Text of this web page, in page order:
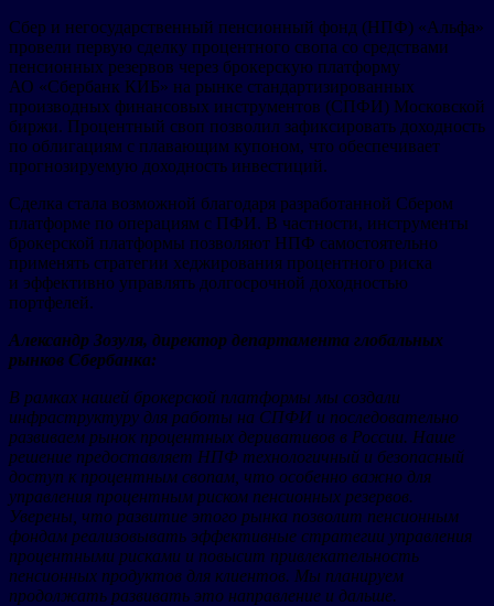
Сбер и негосударственный пенсионный фонд (НПФ) «Альфа»
провели первую сделку процентного свопа со средствами
пенсионных резервов через брокерскую платформу
АО «Сбербанк КИБ» на рынке стандартизированных
производных финансовых инструментов (СПФИ) Московской
биржи. Процентный своп позволил зафиксировать доходность
по облигациям с плавающим купоном, что обеспечивает
прогнозируемую доходность инвестиций.
Сделка стала возможной благодаря разработанной Сбером
платформе по операциям с ПФИ. В частности, инструменты
брокерской платформы позволяют НПФ самостоятельно
применять стратегии хеджирования процентного риска
и эффективно управлять долгосрочной доходностью
портфелей.
Александр Зозуля, директор департамента глобальных
рынков Сбербанка:
В рамках нашей брокерской платформы мы создали
инфраструктуру для работы на СПФИ и последовательно
развиваем рынок процентных деривативов в России. Наше
решение предоставляет НПФ технологичный и безопасный
доступ к процентным свопам, что особенно важно для
управления процентным риском пенсионных резервов.
Уверены, что развитие этого рынка позволит пенсионным
фондам реализовывать эффективные стратегии управления
процентными рисками и повысит привлекательность
пенсионных продуктов для клиентов. Мы планируем
продолжать развивать это направление и дальше.